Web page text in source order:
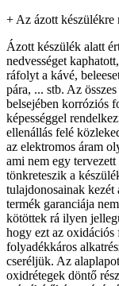
+ Az ázott készülékre
Ázott készülék alatt
nedvességet
ráfolyt a kávé,
pára, ... stb. Az
belsejében korróziós
képességgel
ellenállás felé
az elektromos áram
ami nem egy
tönkreteszik a
tulajdonosainak
termék garanciája
kötöttek rá ilyen
hogy ezt az
folyadékkáros
cseréljük. Az
oxidrétegek döntő